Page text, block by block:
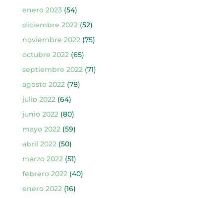
enero 2023(54)
diciembre 2022(52)
noviembre 2022(75)
octubre 2022(65)
septiembre 2022(71)
agosto 2022(78)
julio 2022(64)
junio 2022(80)
mayo 2022(59)
abril 2022(50)
marzo 2022(51)
febrero 2022(40)
enero 2022(16)